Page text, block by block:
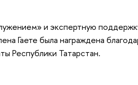
и экспертную
Гаете была награждена
Республики Татарстан.